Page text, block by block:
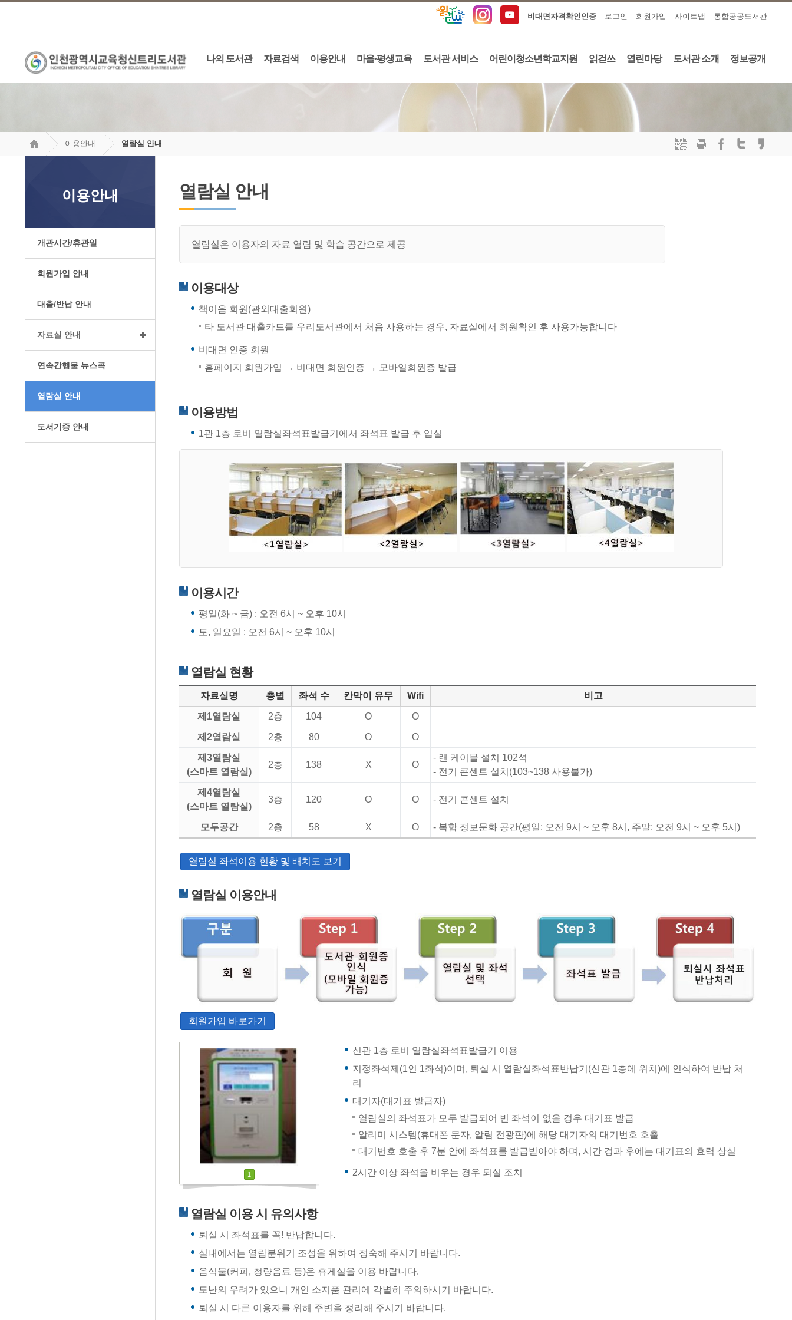
비대면자격확인인증 로그인 회원가입 사이트맵 통합공공도서관
나의 도서관 자료검색 이용안내 마을·평생교육 도서관 서비스 어린이청소년학교지원 읽걷쓰 열린마당 도서관 소개 정보공개
이용안내 열람실 안내
이용안내
개관시간/휴관일
회원가입 안내
대출/반납 안내
자료실 안내
연속간행물 뉴스콕
열람실 안내
도서기증 안내
열람실 안내
열람실은 이용자의 자료 열람 및 학습 공간으로 제공
이용대상
책이음 회원(관외대출회원)
타 도서관 대출카드를 우리도서관에서 처음 사용하는 경우, 자료실에서 회원확인 후 사용가능합니다
비대면 인증 회원
홈페이지 회원가입 → 비대면 회원인증 → 모바일회원증 발급
이용방법
1관 1층 로비 열람실좌석표발급기에서 좌석표 발급 후 입실
이용시간
평일(화 ~ 금) : 오전 6시 ~ 오후 10시
토, 일요일 : 오전 6시 ~ 오후 10시
열람실 현황
자료실명 층별 좌석 수 칸막이 유무 Wifi 비고
제1열람실 2층 104 O O
제2열람실 2층 80 O O
제3열람실
(스마트 열람실)
2층 138 X O
- 랜 케이블 설치 102석
- 전기 콘센트 설치(103~138 사용불가)
제4열람실
(스마트 열람실)
3층 120 O O - 전기 콘센트 설치
모두공간 2층 58 X O - 복합 정보문화 공간(평일: 오전 9시 ~ 오후 8시, 주말: 오전 9시 ~ 오후 5시)
열람실 좌석이용 현황 및 배치도 보기
열람실 이용안내
회원가입 바로가기
1
신관 1층 로비 열람실좌석표발급기 이용
지정좌석제(1인 1좌석)이며, 퇴실 시 열람실좌석표반납기(신관 1층에 위치)에 인식하여 반납 처
리
대기자(대기표 발급자)
열람실의 좌석표가 모두 발급되어 빈 좌석이 없을 경우 대기표 발급
알리미 시스템(휴대폰 문자, 알림 전광판)에 해당 대기자의 대기번호 호출
대기번호 호출 후 7분 안에 좌석표를 발급받아야 하며, 시간 경과 후에는 대기표의 효력 상실
2시간 이상 좌석을 비우는 경우 퇴실 조치
열람실 이용 시 유의사항
퇴실 시 좌석표를 꼭! 반납합니다.
실내에서는 열람분위기 조성을 위하여 정숙해 주시기 바랍니다.
음식물(커피, 청량음료 등)은 휴게실을 이용 바랍니다.
도난의 우려가 있으니 개인 소지품 관리에 각별히 주의하시기 바랍니다.
퇴실 시 다른 이용자를 위해 주변을 정리해 주시기 바랍니다.